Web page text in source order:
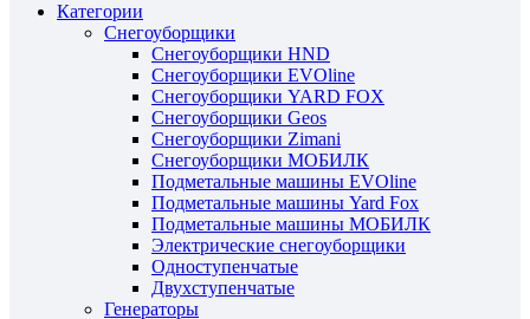
Категории
Снегоуборщики
Снегоуборщики HND
Снегоуборщики EVOline
Снегоуборщики YARD FOX
Снегоуборщики Geos
Снегоуборщики Zimani
Снегоуборщики МОБИЛК
Подметальные машины EVOline
Подметальные машины Yard Fox
Подметальные машины МОБИЛК
Электрические снегоуборщики
Одноступенчатые
Двухступенчатые
Генераторы